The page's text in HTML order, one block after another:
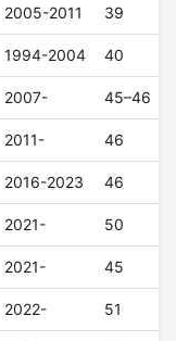
2005-2011 39
1994-2004 40
2007- 45–46
2011- 46
2016-2023 46
2021- 50
2021- 45
2022- 51